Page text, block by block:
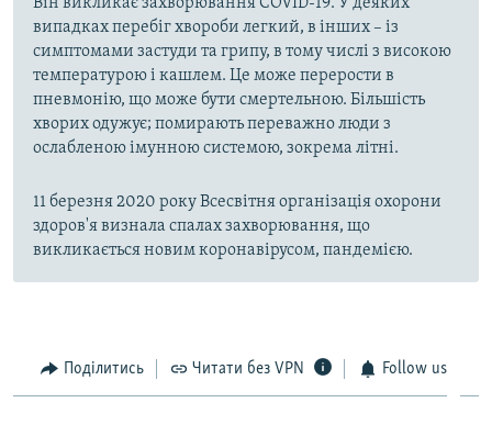
Він викликає захворювання COVID-19. У деяких
випадках перебіг хвороби легкий, в інших – із
симптомами застуди та грипу, в тому числі з високою
температурою і кашлем. Це може перерости в
пневмонію, що може бути смертельною. Більшість
хворих одужує; помирають переважно люди з
ослабленою імунною системою, зокрема літні.
11 березня 2020 року Всесвітня організація охорони
здоров'я визнала спалах захворювання, що
викликається новим коронавірусом, пандемією.
Поділитись Читати без VPN Follow us